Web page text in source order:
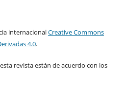
internacionalCreative Commons
4.0.
revista están de acuerdo con los